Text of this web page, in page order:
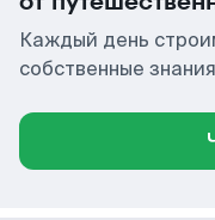
Каждый день
собственные